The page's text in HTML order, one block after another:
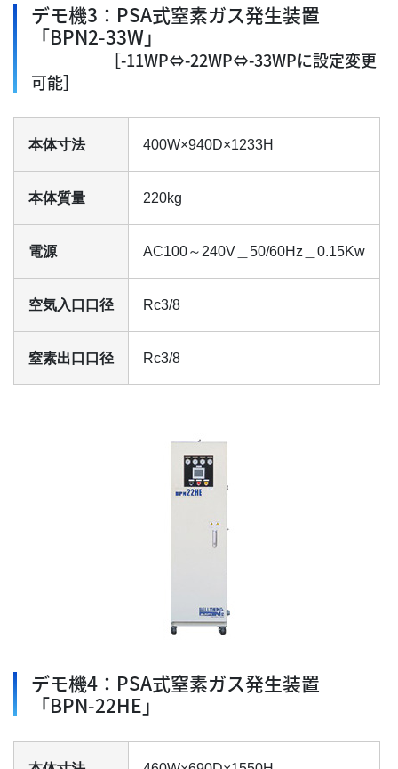
デモ機3：PSA式窒素ガス発生装置
「BPN2-33W」
［-11WP⇔-22WP⇔-33WPに設定変更
可能］
本体寸法 400W×940D×1233H
本体質量 220kg
電源 AC100～240V＿50/60Hz＿0.15Kw
空気入口口径 Rc3/8
窒素出口口径 Rc3/8
デモ機4：PSA式窒素ガス発生装置
「BPN-22HE」